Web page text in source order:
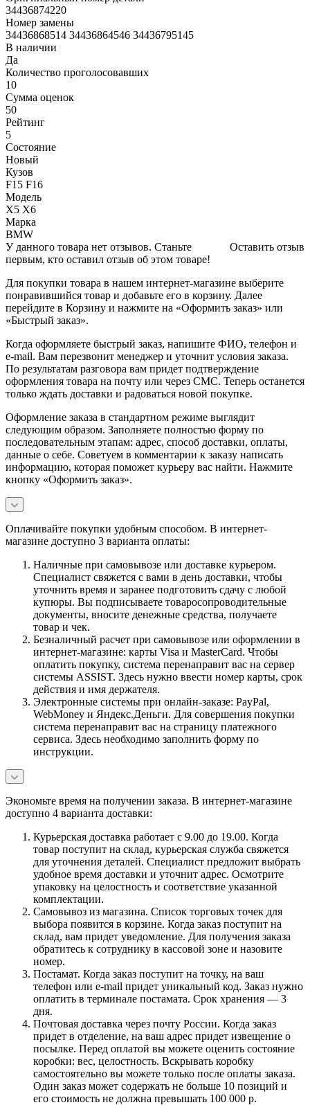
34436874220
Номер замены
34436868514 34436864546 34436795145
В наличии
Да
Количество проголосовавших
10
Сумма оценок
50
Рейтинг
5
Состояние
Новый
Кузов
F15 F16
Модель
X5 X6
Марка
BMW
Оставить отзыв
У данного товара нет отзывов. Станьте
первым, кто оставил отзыв об этом товаре!
Для покупки товара в нашем интернет-магазине выберите
понравившийся товар и добавьте его в корзину. Далее
перейдите в Корзину и нажмите на «Оформить заказ» или
«Быстрый заказ».
Когда оформляете быстрый заказ, напишите ФИО, телефон и
e-mail. Вам перезвонит менеджер и уточнит условия заказа.
По результатам разговора вам придет подтверждение
оформления товара на почту или через СМС. Теперь останется
только ждать доставки и радоваться новой покупке.
Оформление заказа в стандартном режиме выглядит
следующим образом. Заполняете полностью форму по
последовательным этапам: адрес, способ доставки, оплаты,
данные о себе. Советуем в комментарии к заказу написать
информацию, которая поможет курьеру вас найти. Нажмите
кнопку «Оформить заказ».
Оплачивайте покупки удобным способом. В интернет-
магазине доступно 3 варианта оплаты:
Наличные при самовывозе или доставке курьером.
Специалист свяжется с вами в день доставки, чтобы
уточнить время и заранее подготовить сдачу с любой
купюры. Вы подписываете товаросопроводительные
документы, вносите денежные средства, получаете
товар и чек.
Безналичный расчет при самовывозе или оформлении в
интернет-магазине: карты Visa и MasterCard. Чтобы
оплатить покупку, система перенаправит вас на сервер
системы ASSIST. Здесь нужно ввести номер карты, срок
действия и имя держателя.
Электронные системы при онлайн-заказе: PayPal,
WebMoney и Яндекс.Деньги. Для совершения покупки
система перенаправит вас на страницу платежного
сервиса. Здесь необходимо заполнить форму по
инструкции.
Экономьте время на получении заказа. В интернет-магазине
доступно 4 варианта доставки:
Курьерская доставка работает с 9.00 до 19.00. Когда
товар поступит на склад, курьерская служба свяжется
для уточнения деталей. Специалист предложит выбрать
удобное время доставки и уточнит адрес. Осмотрите
упаковку на целостность и соответствие указанной
комплектации.
Самовывоз из магазина. Список торговых точек для
выбора появится в корзине. Когда заказ поступит на
склад, вам придет уведомление. Для получения заказа
обратитесь к сотруднику в кассовой зоне и назовите
номер.
Постамат. Когда заказ поступит на точку, на ваш
телефон или e-mail придет уникальный код. Заказ нужно
оплатить в терминале постамата. Срок хранения — 3
дня.
Почтовая доставка через почту России. Когда заказ
придет в отделение, на ваш адрес придет извещение о
посылке. Перед оплатой вы можете оценить состояние
коробки: вес, целостность. Вскрывать коробку
самостоятельно вы можете только после оплаты заказа.
Один заказ может содержать не больше 10 позиций и
его стоимость не должна превышать 100 000 р.